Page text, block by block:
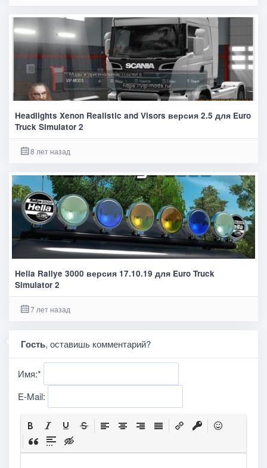
Headlights Xenon Realistic and Visors версия 2.5 для Euro
Truck Simulator 2
8 лет назад
Hella Rallye 3000 версия 17.10.19 для Euro Truck
Simulator 2
7 лет назад
Гость, оставишь комментарий?
Имя:*
E-Mail: